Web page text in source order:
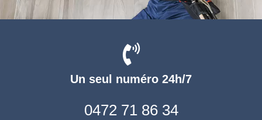
Un seul numéro 24h/7
0472 71 86 34